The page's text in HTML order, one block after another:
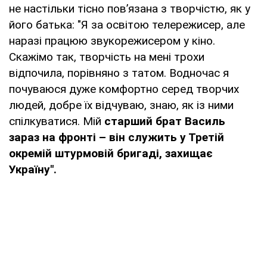
не настільки тісно пов’язана з творчістю, як у
його батька: "Я за освітою телережисер, але
наразі працюю звукорежисером у кіно.
Скажімо так, творчість на мені трохи
відпочила, порівняно з татом. Водночас я
почуваюся дуже комфортно серед творчих
людей, добре їх відчуваю, знаю, як із ними
спілкуватися. Мій старший брат Василь
зараз на фронті – він служить у Третій
окремій штурмовій бригаді, захищає
Україну".